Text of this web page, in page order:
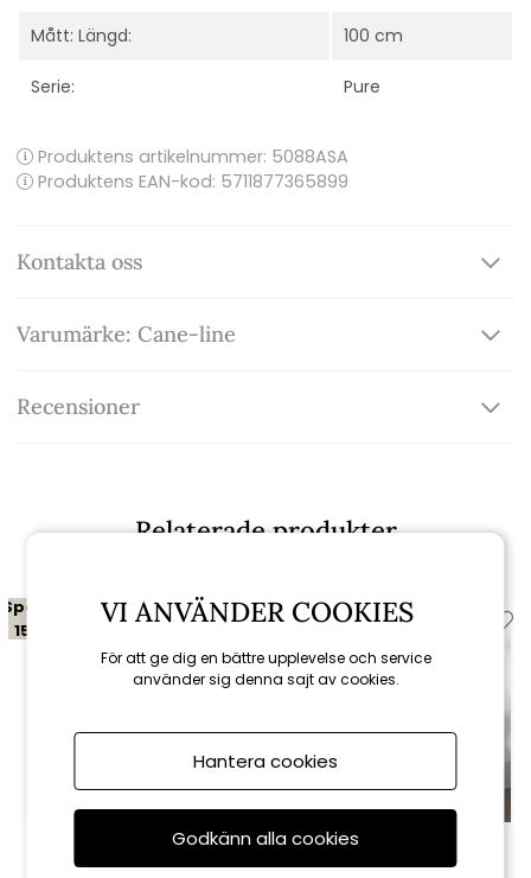
Mått: Längd: 100 cm
Serie: Pure
Produktens artikelnummer: 5088ASA
Produktens EAN-kod: 5711877365899
Kontakta oss
Varumärke: Cane-line
Recensioner
Relaterade produkter
Spara
15%
Cane-line
Spara
15%
till 16/8
Cane-line
VI ANVÄNDER COOKIES
För att ge dig en bättre upplevelse och service
använder sig denna sajt av cookies.
Hantera cookies
Godkänn alla cookies